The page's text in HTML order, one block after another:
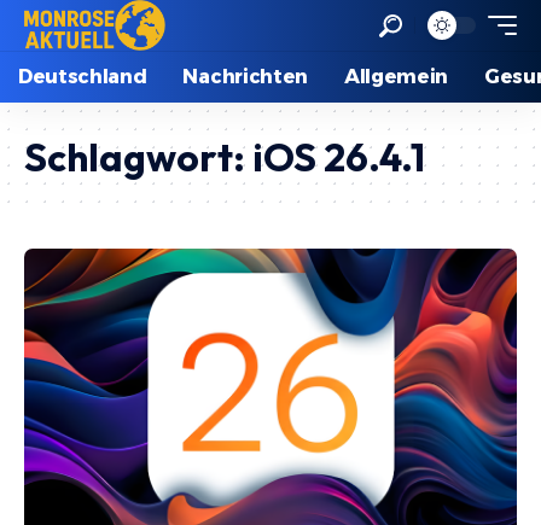
Deutschland Nachrichten Allgemein
Schlagwort: iOS 26.4.1